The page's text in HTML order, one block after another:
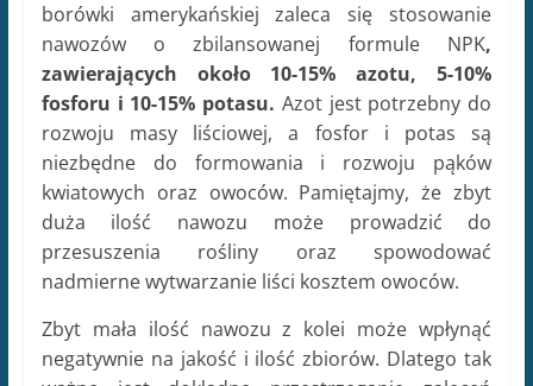
borówki amerykańskiej zaleca się stosowanie
nawozów o zbilansowanej formule NPK,
zawierających około 10-15% azotu, 5-10%
fosforu i 10-15% potasu. Azot jest potrzebny do
rozwoju masy liściowej, a fosfor i potas są
niezbędne do formowania i rozwoju pąków
kwiatowych oraz owoców. Pamiętajmy, że zbyt
duża ilość nawozu może prowadzić do
przesuszenia rośliny oraz spowodować
nadmierne wytwarzanie liści kosztem owoców.
Zbyt mała ilość nawozu z kolei może wpłynąć
negatywnie na jakość i ilość zbiorów. Dlatego tak